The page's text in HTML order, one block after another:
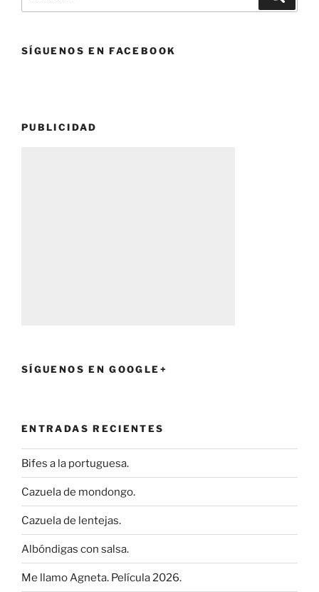
por:
SÍGUENOS EN FACEBOOK
PUBLICIDAD
SÍGUENOS EN GOOGLE+
ENTRADAS RECIENTES
Bifes a la portuguesa.
Cazuela de mondongo.
Cazuela de lentejas.
Albóndigas con salsa.
Me llamo Agneta. Película 2026.